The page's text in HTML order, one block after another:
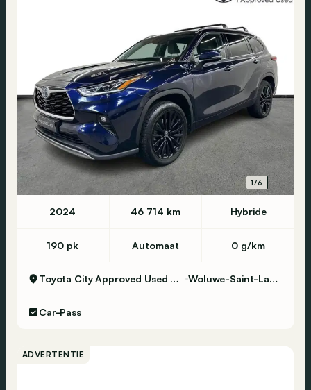
1/6
2024 46 714 km Hybride
190 pk Automaat 0 g/km
Toyota City Approved Used Woluwe Woluwe-Saint-Lambert
Car-Pass
ADVERTENTIE